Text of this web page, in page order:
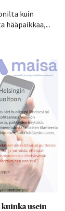
kuin
hääpaikkaa,...
usein